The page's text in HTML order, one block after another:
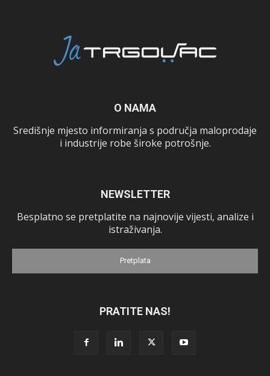
O NAMA
Središnje mjesto informiranja s područja maloprodaje
i industrije robe široke potrošnje.
NEWSLETTER
Besplatno se pretplatite na najnovije vijesti, analize i
istraživanja.
Pretplata
PRATITE NAS!